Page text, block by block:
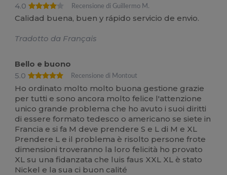
4.0
Recensione di Guillermo M.
Calidad buena, buen y rápido servicio de envio.
Tradotto da Français
Bello e buono
5.0
Recensione di Montout
Ho ordinato molto molto buona gestione grazie
per tutti e sono ancora molto felice l'attenzione
unico grande problema che ho avuto i suoi diritti
di essere formato tedesco o americano se siete in
Francia e si fa M deve prendere S e L di M e XL
Prendere L e il problema è risolto persone frote
dimensioni troveranno la loro felicità ho provato
XL su una fidanzata che luis faus XXL XL è stato
Nickel e la sua ci buon calité